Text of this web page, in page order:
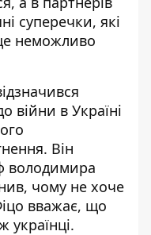
суперечки, які
неможливо
війни в Україні
Він
володимира
чому не хоче
вважає, що
українці.